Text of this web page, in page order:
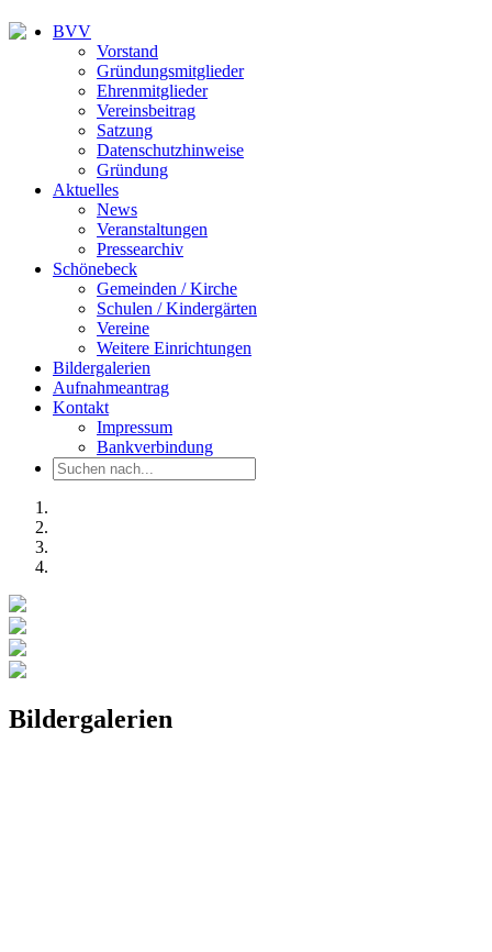
BVV
Vorstand
Gründungsmitglieder
Ehrenmitglieder
Vereinsbeitrag
Satzung
Datenschutzhinweise
Gründung
Aktuelles
News
Veranstaltungen
Pressearchiv
Schönebeck
Gemeinden / Kirche
Schulen / Kindergärten
Vereine
Weitere Einrichtungen
Bildergalerien
Aufnahmeantrag
Kontakt
Impressum
Bankverbindung
Bildergalerien